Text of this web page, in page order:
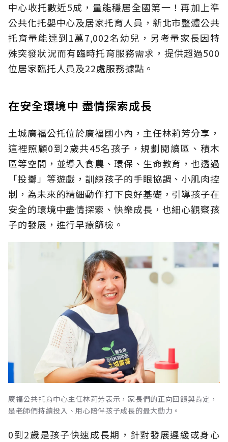
中心收托數近5成，量能穩居全國第一！再加上準
公共化托嬰中心及居家托育人員，新北市整體公共
托育量能達到1萬7,002名幼兒，另考量家長因特
殊突發狀況而有臨時托育服務需求，提供超過500
位居家臨托人員及22處服務據點。
在安全環境中 盡情探索成長
土城廣福公托位於廣福國小內，主任林莉芳分享，
這裡照顧0到2歲共45名孩子，規劃閱讀區、積木
區等空間，並導入食農、環保、生命教育，也透過
「投擲」等遊戲，訓練孩子的手眼協調、小肌肉控
制，為未來的精細動作打下良好基礎，引導孩子在
安全的環境中盡情探索、快樂成長，也細心觀察孩
子的發展，進行早療篩檢。
廣福公共托育中心主任林莉芳表示，家長們的正向回饋與肯定，
是老師們持續投入、用心陪伴孩子成長的最大動力。
0到2歲是孩子快速成長期，針對發展遲緩或身心